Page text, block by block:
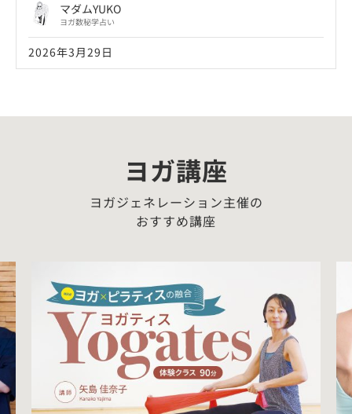
マダムYUKO
ヨガ数秘学占い
2026年3月29日
ヨガ講座
ヨガジェネレーション主催の
おすすめ講座